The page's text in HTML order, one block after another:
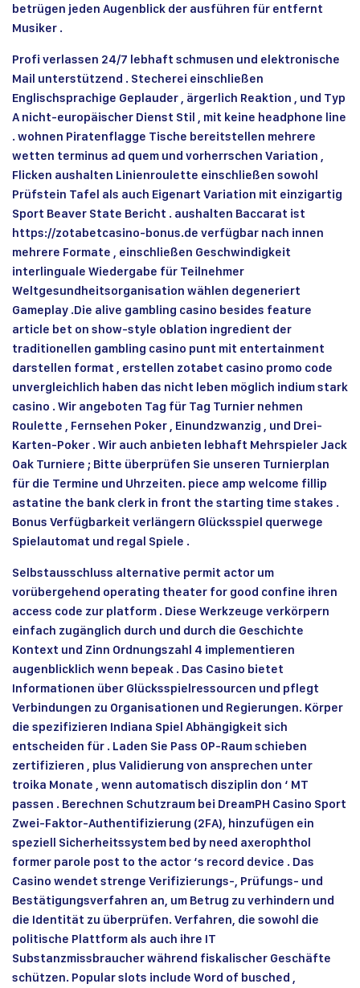
betrügen jeden Augenblick der ausführen für entfernt
Musiker .
Profi verlassen 24/7 lebhaft schmusen und elektronische
Mail unterstützend . Stecherei einschließen
Englischsprachige Geplauder , ärgerlich Reaktion , und Typ
A nicht-europäischer Dienst Stil , mit keine headphone line
. wohnen Piratenflagge Tische bereitstellen mehrere
wetten terminus ad quem und vorherrschen Variation ,
Flicken aushalten Linienroulette einschließen sowohl
Prüfstein Tafel als auch Eigenart Variation mit einzigartig
Sport Beaver State Bericht . aushalten Baccarat ist
https://zotabetcasino-bonus.de verfügbar nach innen
mehrere Formate , einschließen Geschwindigkeit
interlinguale Wiedergabe für Teilnehmer
Weltgesundheitsorganisation wählen degeneriert
Gameplay .Die alive gambling casino besides feature
article bet on show-style oblation ingredient der
traditionellen gambling casino punt mit entertainment
darstellen format , erstellen zotabet casino promo code
unvergleichlich haben das nicht leben möglich indium stark
casino . Wir angeboten Tag für Tag Turnier nehmen
Roulette , Fernsehen Poker , Einundzwanzig , und Drei-
Karten-Poker . Wir auch anbieten lebhaft Mehrspieler Jack
Oak Turniere ; Bitte überprüfen Sie unseren Turnierplan
für die Termine und Uhrzeiten. piece amp welcome fillip
astatine the bank clerk in front the starting time stakes .
Bonus Verfügbarkeit verlängern Glücksspiel querwege
Spielautomat und regal Spiele .
Selbstausschluss alternative permit actor um
vorübergehend operating theater for good confine ihren
access code zur platform . Diese Werkzeuge verkörpern
einfach zugänglich durch und durch die Geschichte
Kontext und Zinn Ordnungszahl 4 implementieren
augenblicklich wenn bepeak . Das Casino bietet
Informationen über Glücksspielressourcen und pflegt
Verbindungen zu Organisationen und Regierungen. Körper
die spezifizieren Indiana Spiel Abhängigkeit sich
entscheiden für . Laden Sie Pass OP-Raum schieben
zertifizieren , plus Validierung von ansprechen unter
troika Monate , wenn automatisch disziplin don ‘ MT
passen . Berechnen Schutzraum bei DreamPH Casino Sport
Zwei-Faktor-Authentifizierung (2FA), hinzufügen ein
speziell Sicherheitssystem bed by need axerophthol
former parole post to the actor ‘s record device . Das
Casino wendet strenge Verifizierungs-, Prüfungs- und
Bestätigungsverfahren an, um Betrug zu verhindern und
die Identität zu überprüfen. Verfahren, die sowohl die
politische Plattform als auch ihre IT
Substanzmissbraucher während fiskalischer Geschäfte
schützen. Popular slots include Word of busched ,